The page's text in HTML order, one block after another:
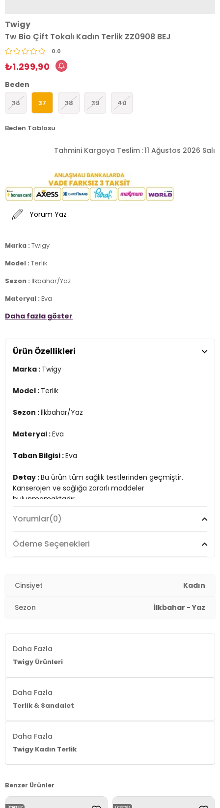
Twigy
Tw Bio Çift Tokalı Kadın Terlik ZZ0908 BEJ
0.0
₺1.299,90
Beden
36 37 38 39 40
Beden Tablosu
Tahmini Kargoya Teslim :11 Ağustos 2026 Salı
Yorum Yaz
Marka : Twigy
Model : Terlik
Sezon : İlkbahar/Yaz
Materyal : Eva
Taban Bilgisi :Eva
sağlığa zararlı maddeler bulunmamaktadır.
2DYZZ0908.17
Daha fazla göster
Ürün Özellikleri
Marka : Twigy
Model : Terlik
Sezon : İlkbahar/Yaz
Materyal :Eva
Taban Bilgisi :Eva
Detay :Bu ürün tüm sağlık testlerinden geçmiştir.
Kanserojen ve sağlığa zararlı maddeler
bulunmamaktadır.
YERLİ ÜRETİM
Yorumlar(0)
Ödeme Seçenekleri
Cinsiyet Kadın
Sezon İlkbahar - Yaz
Daha Fazla
Twigy Ürünleri
Daha Fazla
Terlik & Sandalet
Daha Fazla
Twigy Kadın Terlik
Benzer Ürünler
ÜCRETSIZ
ÜCRETSIZ